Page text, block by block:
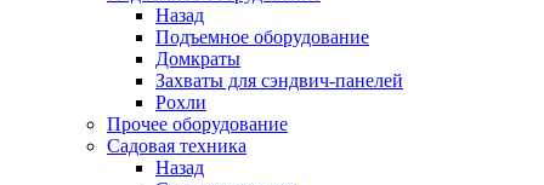
Назад
Подъемное оборудование
Домкраты
Захваты для сэндвич-панелей
Рохли
Прочее оборудование
Садовая техника
Назад